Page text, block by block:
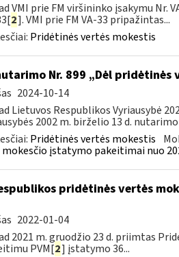
VMI prie FM viršininko įsakymu Nr.
2]. VMI prie FM VA-33 pripažintas...
Pridėtinės vertės mokestis
Nr. 899 „Dėl pridėtinės
2024-10-14
Lietuvos Respublikos Vyriausybė
2002 m. birželio 13 d.
Pridėtinės vertės mokestis
įstatymo pakeitimai nuo
pridėtinės vertės
2022-01-04
2021 m. gruodžio 23 d. priimtas
PVM[2] įstatymo 36...